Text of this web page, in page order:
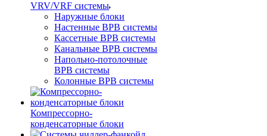
VRV/VRF системы
Наружные блоки
Настенные ВРВ системы
Кассетные ВРВ системы
Канальные ВРВ системы
Напольно-потолочные
ВРВ системы
Колонные ВРВ системы
Компрессорно-
конденсаторные блоки